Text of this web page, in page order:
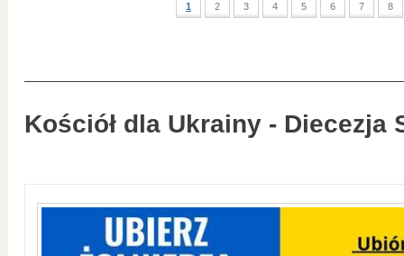
1 2 3 4 5 6 7 8
Kościół dla Ukrainy - Diecezja